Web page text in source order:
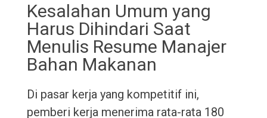
Kesalahan Umum yang
Harus Dihindari Saat
Menulis Resume Manajer
Bahan Makanan
Di pasar kerja yang kompetitif ini,
pemberi kerja menerima rata-rata 180